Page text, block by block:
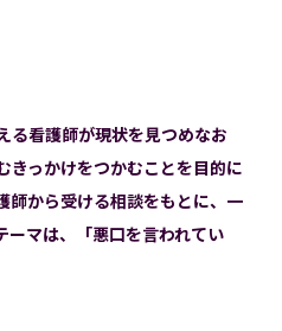
る看護師が現状を見つめなお
きっかけをつかむことを目的に
師から受ける相談をもとに、一
ーマは、「悪口を言われてい